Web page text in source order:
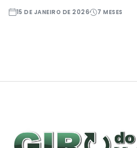
15 DE JANEIRO DE 2026 7 MESES